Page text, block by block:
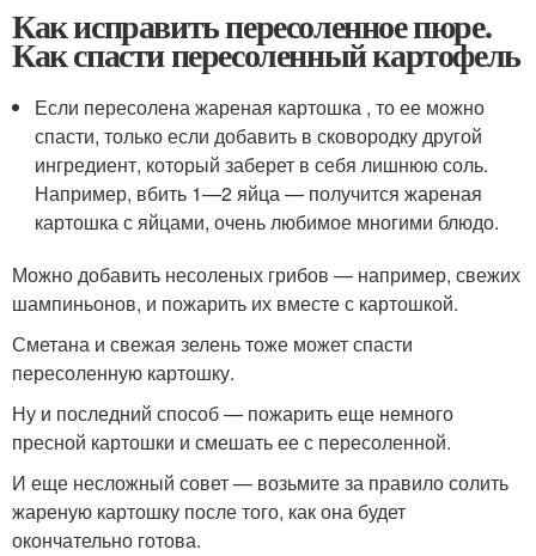
Как исправить пересоленное пюре.
Как спасти пересоленный картофель
Если пересолена жареная картошка , то ее можно
спасти, только если добавить в сковородку другой
ингредиент, который заберет в себя лишнюю соль.
Например, вбить 1—2 яйца — получится жареная
картошка с яйцами, очень любимое многими блюдо.
Можно добавить несоленых грибов — например, свежих
шампиньонов, и пожарить их вместе с картошкой.
Сметана и свежая зелень тоже может спасти
пересоленную картошку.
Ну и последний способ — пожарить еще немного
пресной картошки и смешать ее с пересоленной.
И еще несложный совет — возьмите за правило солить
жареную картошку после того, как она будет
окончательно готова.